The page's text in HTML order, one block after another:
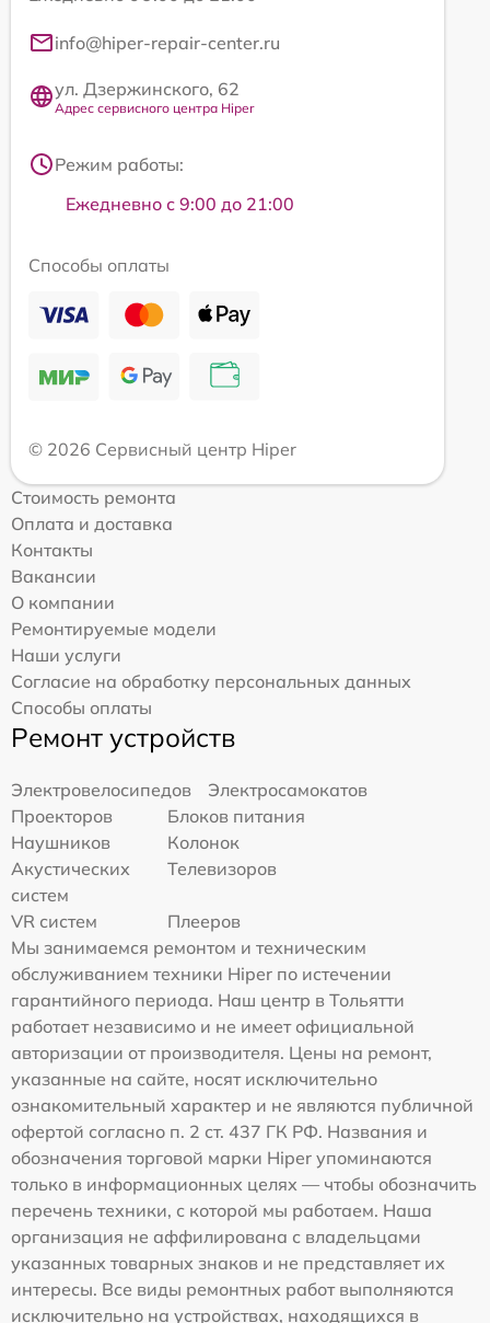
info@hiper-repair-center.ru
ул. Дзержинского, 62
Адрес сервисного центра Hiper
Режим работы:
Ежедневно с 9:00 до 21:00
Способы оплаты
© 2026 Сервисный центр Hiper
Стоимость ремонта
Оплата и доставка
Контакты
Вакансии
О компании
Ремонтируемые модели
Наши услуги
Согласие на обработку персональных данных
Способы оплаты
Ремонт устройств
Электровелосипедов
Электросамокатов
Проекторов
Блоков питания
Наушников
Колонок
Акустических
систем
Телевизоров
VR систем
Плееров
Мы занимаемся ремонтом и техническим
обслуживанием техники Hiper по истечении
гарантийного периода. Наш центр в Тольятти
работает независимо и не имеет официальной
авторизации от производителя. Цены на ремонт,
указанные на сайте, носят исключительно
ознакомительный характер и не являются публичной
офертой согласно п. 2 ст. 437 ГК РФ. Названия и
обозначения торговой марки Hiper упоминаются
только в информационных целях — чтобы обозначить
перечень техники, с которой мы работаем. Наша
организация не аффилирована с владельцами
указанных товарных знаков и не представляет их
интересы. Все виды ремонтных работ выполняются
исключительно на устройствах, находящихся в